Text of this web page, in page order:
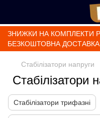
ЗНИЖКИ НА КОМПЛЕКТИ
БЕЗКОШТОВНА ДОСТАВКА
Стабілізатори напруги
Стабілізатори
Стабілізатори трифазні